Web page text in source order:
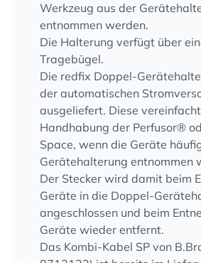
Werkzeug aus der
entnommen werden.
Die Halterung verfügt über
Tragebügel.
Die redfix Doppel-
der automatischen
ausgeliefert. Diese
Handhabung der Perfusor®
Space, wenn die Geräte
Gerätehalterung entnommen
Der Stecker wird damit beim
Geräte in die Doppel-
angeschlossen und beim
Geräte wieder entfernt.
Das Kombi-Kabel SP von